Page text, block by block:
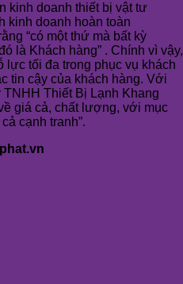
kinh doanh thiết bị vật tư
kinh doanh hoàn toàn
“có một thứ mà bất kỳ
là Khách hàng” . Chính vì vậy,
lực tối đa trong phục vụ khách
tin cậy của khách hàng. Với
Thiết Bị Lạnh Khang
giá cả, chất lượng, với mục
cạnh tranh”.